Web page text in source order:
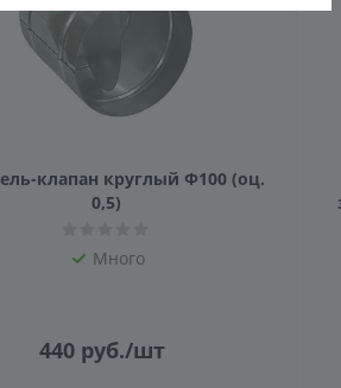
клапан круглый Ф100 (оц.
0,5)
Много
440 руб./шт